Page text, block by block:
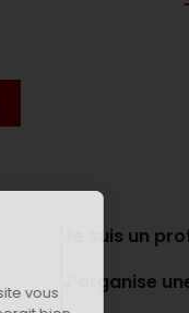
Je suis un
J’organise